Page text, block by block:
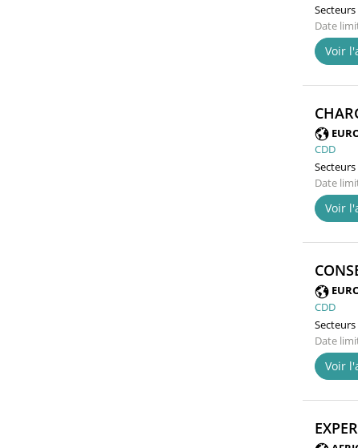
Date
Voir
CDD
Date
Voir
CDD
Date
Voir